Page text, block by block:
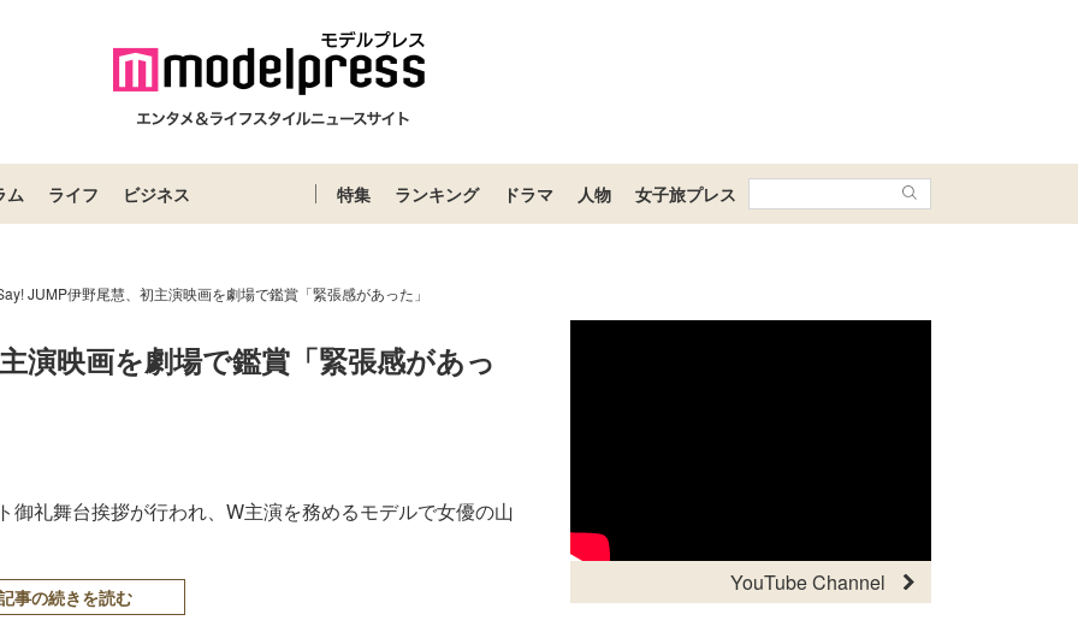
ム ライフ ビジネス 特集 ランキング ドラマ 人物 女子旅プレス
JUMP伊野尾慧、初主演映画を劇場で鑑賞「緊張感があった」
演映画を劇場で鑑賞「緊張感があっ
礼舞台挨拶が行われ、W主演を務めるモデルで女優の山
事の続きを読む
YouTube Channel